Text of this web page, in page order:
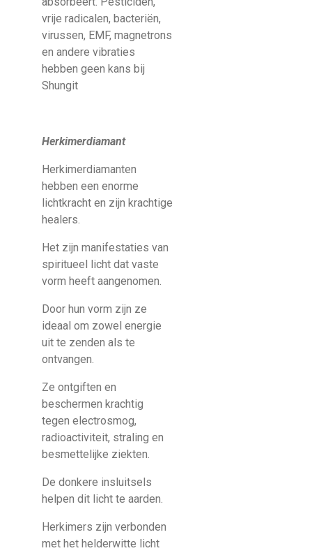
vrije radicalen, bacteriën,
virussen, EMF, magnetrons
en andere vibraties
hebben geen kans bij
Shungit
Herkimerdiamant
Herkimerdiamanten
hebben een enorme
lichtkracht en zijn krachtige
healers.
Het zijn manifestaties van
spiritueel licht dat vaste
vorm heeft aangenomen.
Door hun vorm zijn ze
ideaal om zowel energie
uit te zenden als te
ontvangen.
Ze ontgiften en
beschermen krachtig
tegen electrosmog,
radioactiviteit, straling en
besmettelijke ziekten.
De donkere insluitsels
helpen dit licht te aarden.
Herkimers zijn verbonden
met het helderwitte licht